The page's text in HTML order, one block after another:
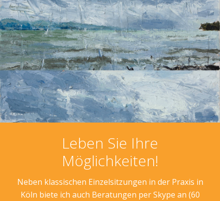
Leben Sie Ihre
Möglichkeiten!
Neben klassischen Einzelsitzungen in der Praxis in
Köln biete ich auch Beratungen per Skype an (60